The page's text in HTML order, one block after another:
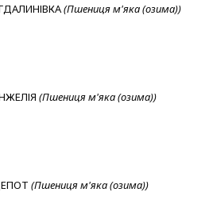
(Пшениця м'яка (озима))
(Пшениця м'яка (озима))
(Пшениця м'яка (озима))